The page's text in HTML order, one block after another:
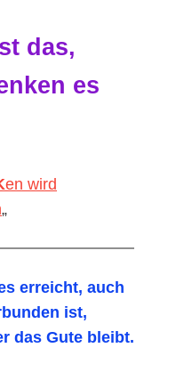
das,
es
en wird
„
erreicht, auch
ist,
das Gute bleibt.